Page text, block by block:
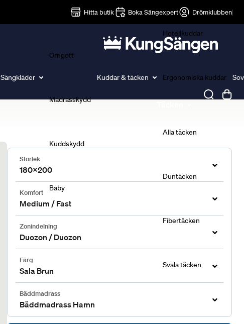
Hitta butik Boka Sängexpert Drömklubben
Sängkläder
Örngott
Madrasskydd
Kuddskydd
Baby
Kuddar & täcken
Hotellkuddar
Ergonomiska kuddar
Alla täcken
Duntäcken
Fibertäcken
Svala täcken
Storlek
180x200
Komfort
Medium / Fast
Zonindelning
Duozon / Duozon
Färg
Sala Brun
Bäddmadrass
Bäddmadrass Hamn